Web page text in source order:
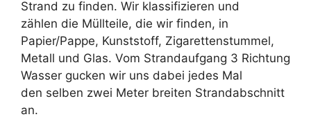
Strand zu finden. Wir klassifizieren und
zählen die Müllteile, die wir finden, in
Papier/Pappe, Kunststoff, Zigarettenstummel,
Metall und Glas. Vom Strandaufgang 3 Richtung
Wasser gucken wir uns dabei jedes Mal
den selben zwei Meter breiten Strandabschnitt
an.